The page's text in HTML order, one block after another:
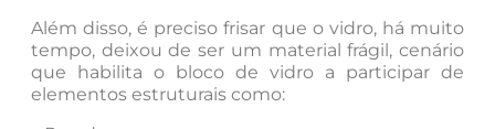
Além disso, é preciso frisar que o vidro, há muito
tempo, deixou de ser um material frágil, cenário
que habilita o bloco de vidro a participar de
elementos estruturais como: